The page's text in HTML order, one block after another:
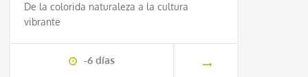
De la colorida naturaleza a la cultura
vibrante
-6 días